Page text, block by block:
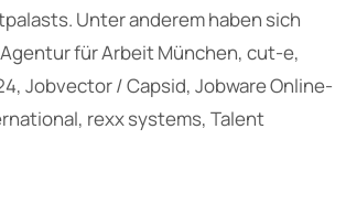
Unter anderem haben sich
für Arbeit München, cut-e,
Jobvector / Capsid, Jobware Online-
rexx systems, Talent